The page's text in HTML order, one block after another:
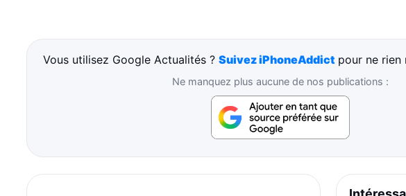
Vous utilisez Google Actualités ?Suivez iPhoneAddict pour ne rien
Ne manquez plus aucune de nos publications :